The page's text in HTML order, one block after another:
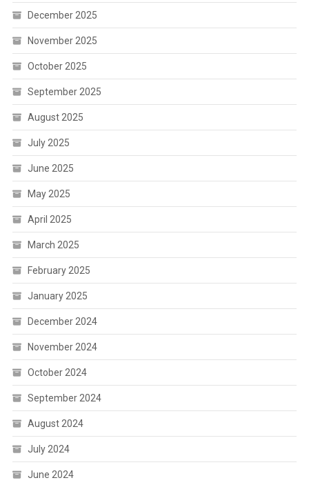
December 2025
November 2025
October 2025
September 2025
August 2025
July 2025
June 2025
May 2025
April 2025
March 2025
February 2025
January 2025
December 2024
November 2024
October 2024
September 2024
August 2024
July 2024
June 2024